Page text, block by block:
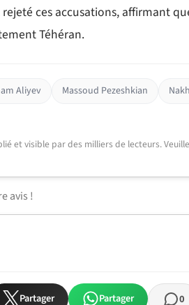
ces accusations, affirmant
Téhéran.
Aliyev Massoud Pezeshkian
et visible par des milliers de lecteurs.
Partager Partager 0